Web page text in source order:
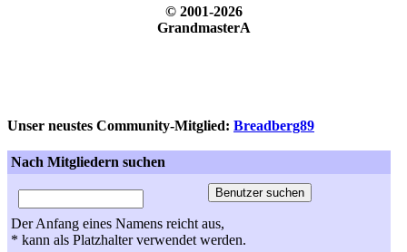
© 2001-2026
GrandmasterA
Unser neustes Community-Mitglied: Breadberg89
Nach Mitgliedern suchen
Der Anfang eines Namens reicht aus,
* kann als Platzhalter verwendet werden.